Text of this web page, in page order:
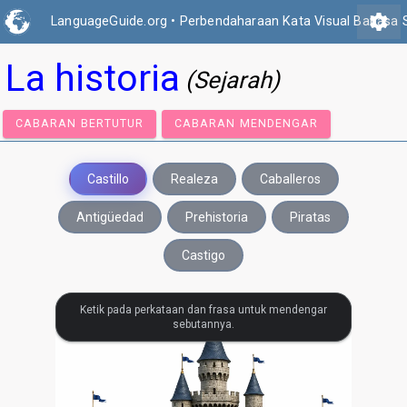
LanguageGuide.org • Perbendaharaan Kata Visual Bahasa
settings
La historia (Sejarah)
CABARAN BERTUTUR CABARAN MENDENGAR
Castillo Realeza Caballeros
Antigüedad Prehistoria Piratas
Castigo
Ketik pada perkataan dan frasa untuk mendengar
sebutannya.